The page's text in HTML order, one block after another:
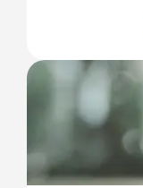
La fin des
fait la une
d'être